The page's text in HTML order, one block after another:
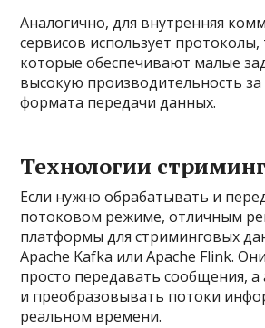
Аналогично, для внутренняя
сервисов использует протоколы,
которые обеспечивают малые
высокую производительность за
формата передачи данных.
Технологии
Если нужно обрабатывать и
потоковом режиме, отличным
платформы для стриминговых
Apache Kafka или Apache Flink.
просто передавать сообщения,
и преобразовывать потоки
реальном времени.